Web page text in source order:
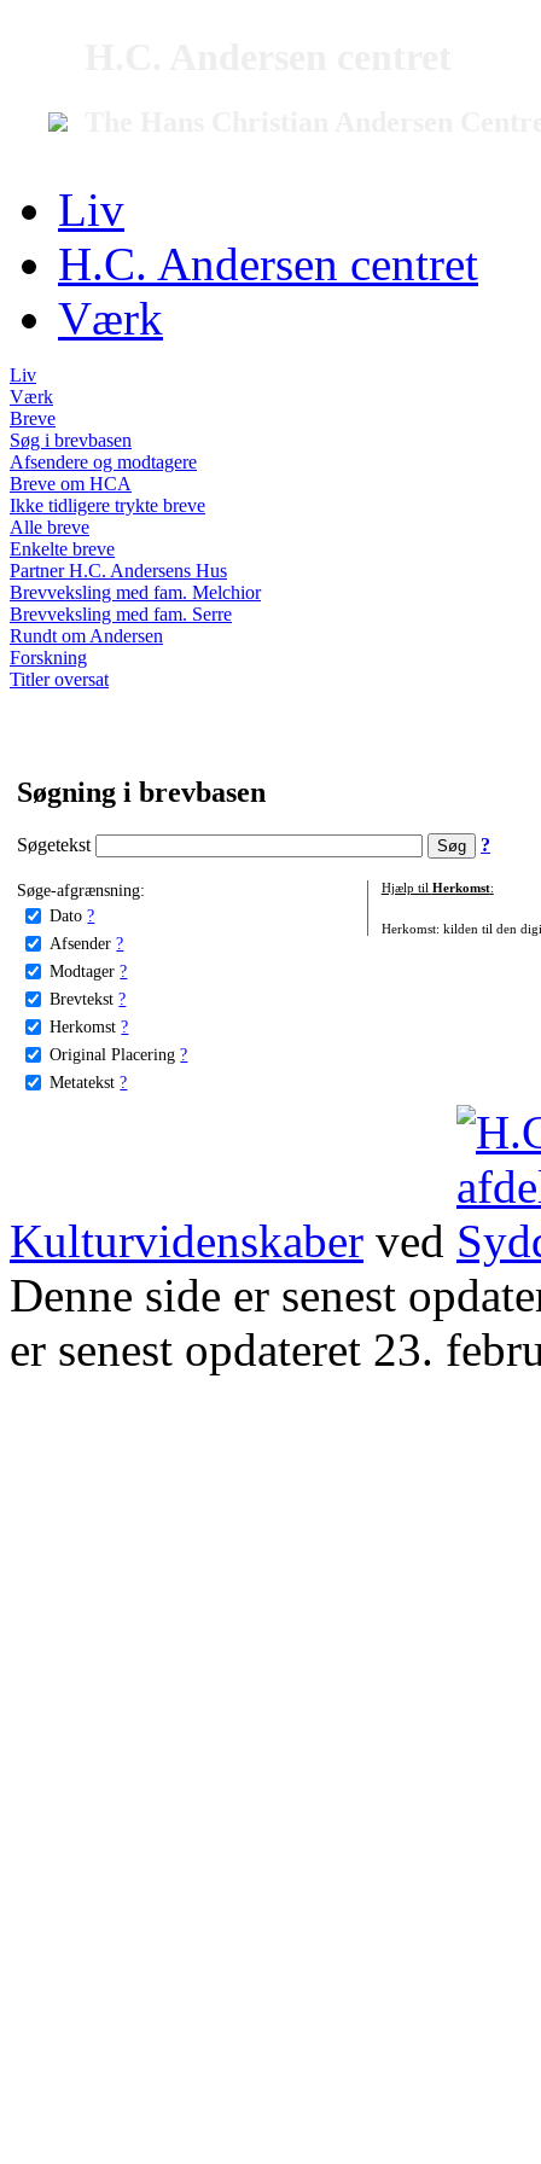
Liv
H.C. Andersen centret
Værk
Liv
Værk
Breve
Søg i brevbasen
Afsendere og modtagere
Breve om HCA
Ikke tidligere trykte breve
Alle breve
Enkelte breve
Partner H.C. Andersens Hus
Brevveksling med fam. Melchior
Brevveksling med fam. Serre
Rundt om Andersen
Forskning
Titler oversat
Søgning i brevbasen
Søgetekst ?
Søge-afgrænsning:
Dato ?
Afsender ?
Modtager ?
Brevtekst ?
Herkomst ?
Original Placering ?
Metatekst ?
Hjælp til Herkomst:
Herkomst: kilden til den
Kulturvidenskaber ved
Denne side er senest
er senest opdateret 23.